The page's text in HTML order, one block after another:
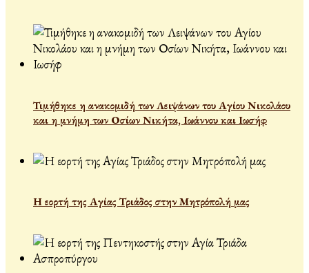
Τιμήθηκε η ανακομιδή των Λειψάνων του Αγίου Νικολάου
και η μνήμη των Οσίων Νικήτα, Ιωάννου και Ιωσήφ
Η εορτή της Αγίας Τριάδος στην Μητρόπολή μας